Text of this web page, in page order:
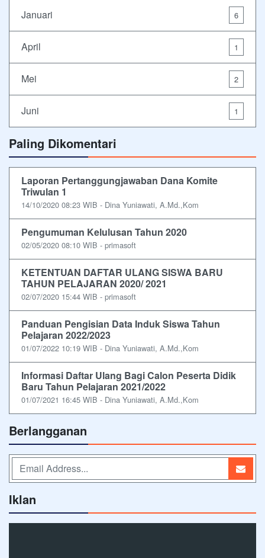
Januari 6
April 1
Mei 2
Juni 1
Paling Dikomentari
Laporan Pertanggungjawaban Dana Komite
Triwulan 1
14/10/2020 08:23 WIB - Dina Yuniawati, A.Md.,Kom
Pengumuman Kelulusan Tahun 2020
02/05/2020 08:10 WIB - primasoft
KETENTUAN DAFTAR ULANG SISWA BARU
TAHUN PELAJARAN 2020/ 2021
02/07/2020 15:44 WIB - primasoft
Panduan Pengisian Data Induk Siswa Tahun
Pelajaran 2022/2023
01/07/2022 10:19 WIB - Dina Yuniawati, A.Md.,Kom
Informasi Daftar Ulang Bagi Calon Peserta Didik
Baru Tahun Pelajaran 2021/2022
01/07/2021 16:45 WIB - Dina Yuniawati, A.Md.,Kom
Berlangganan
Iklan